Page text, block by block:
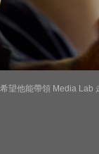
望他能帶領 Media Lab